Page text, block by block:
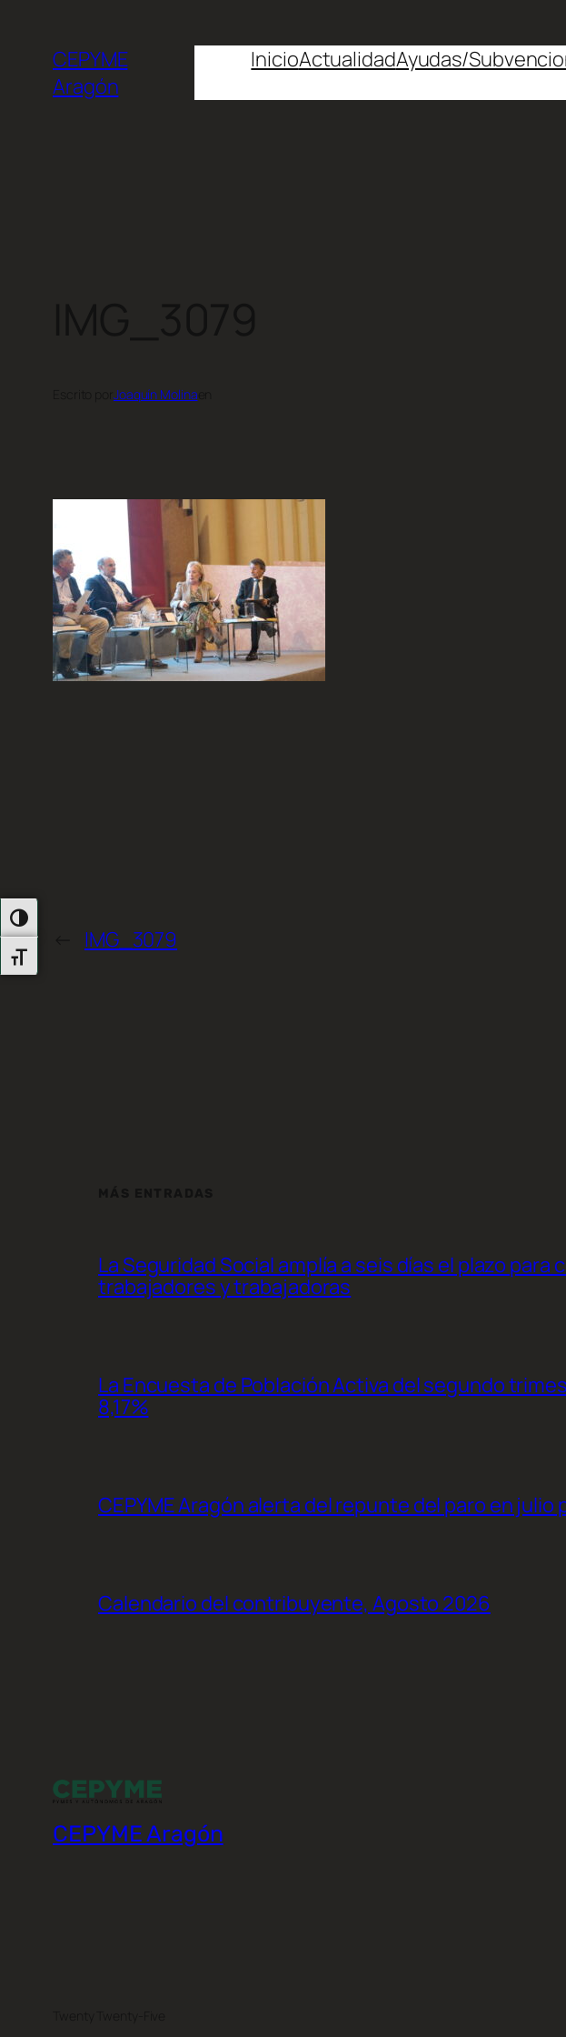
Alternar Alto Contraste
Alternar Tamaño De Letra
CEPYME
Aragón
InicioActualidadAyudas/
Joaquín Molina
IMG_3079
La Seguridad Social amplía a seis días el plazo
trabajadores y trabajadoras
La Encuesta de Población Activa del segundo
8,17%
CEPYME Aragón alerta del repunte del paro en
Calendario del contribuyente, Agosto 2026
CEPYME Aragón